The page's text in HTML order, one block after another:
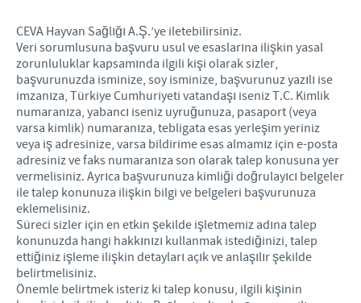
CEVA Hayvan Sağlığı A.Ş.’ye iletebilirsiniz.
Veri sorumlusuna başvuru usul ve esaslarına ilişkin yasal
zorunluluklar kapsamında ilgili kişi olarak sizler,
başvurunuzda isminize, soy isminize, başvurunuz yazılı ise
imzanıza, Türkiye Cumhuriyeti vatandaşı iseniz T.C. Kimlik
numaranıza, yabancı iseniz uyruğunuza, pasaport (veya
varsa kimlik) numaranıza, tebligata esas yerleşim yeriniz
veya iş adresinize, varsa bildirime esas almamız için e-posta
adresiniz ve faks numaranıza son olarak talep konusuna yer
vermelisiniz. Ayrıca başvurunuza kimliği doğrulayıcı belgeler
ile talep konunuza ilişkin bilgi ve belgeleri başvurunuza
eklemelisiniz.
Süreci sizler için en etkin şekilde işletmemiz adına talep
konunuzda hangi hakkınızı kullanmak istediğinizi, talep
ettiğiniz işleme ilişkin detayları açık ve anlaşılır şekilde
belirtmelisiniz.
Önemle belirtmek isteriz ki talep konusu, ilgili kişinin